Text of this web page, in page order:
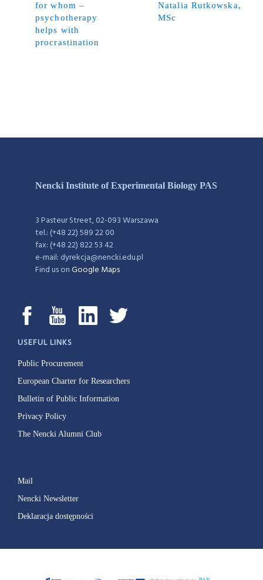
for whom –
psychotherapy
helps with
procrastination
Natalia Rutkowska,
MSc
Nencki Institute of Experimental Biology PAS
3 Pasteur Street, 02-093 Warszawa
tel.: (+48 22) 589 22 00
fax: (+48 22) 822 53 42
e-mail: dyrekcja@nencki.edu.pl
Find us onGoogle Maps
USEFUL LINKS
Public Procurement
European Charter for Researchers
Bulletin of Public Information
Privacy Policy
The Nencki Alumni Club
Mail
Nencki Newsletter
Deklaracja dostępności